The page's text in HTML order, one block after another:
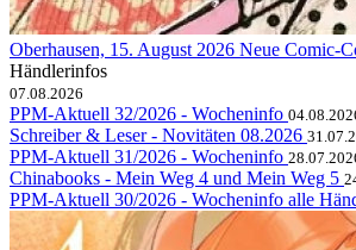
Oberhausen, 15. August 2026 Neue Comic-
Händlerinfos
07.08.2026
PPM-Aktuell 32/2026 - Wocheninfo
Schreiber & Leser - Novitäten 08.2026
PPM-Aktuell 31/2026 - Wocheninfo
Chinabooks - Mein Weg 4 und Mein Weg 5
PPM-Aktuell 30/2026 - Wocheninfo alle